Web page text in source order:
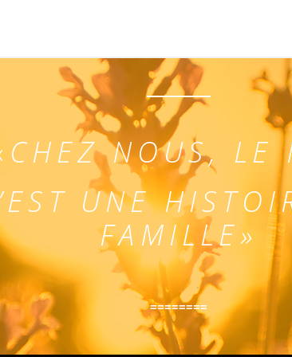
CHEZ NOUS, LE
UNE
FAMILLE»
========